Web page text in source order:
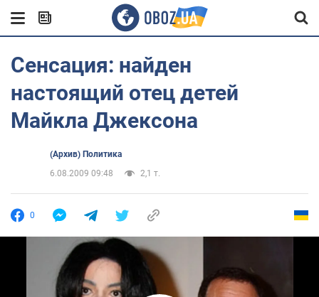
Сенсация: найден
настоящий отец детей
Майкла Джексона
(Архив) Политика
6.08.2009 09:48
2,1 т.
0